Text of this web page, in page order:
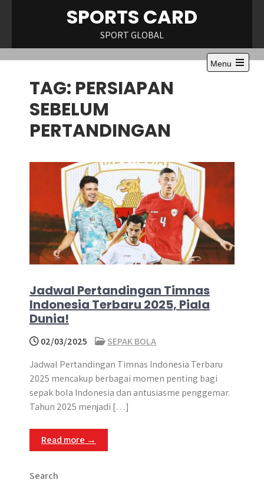
SPORTS CARD
SPORT GLOBAL
Menu
Open
TAG: PERSIAPAN
SEBELUM
PERTANDINGAN
Jadwal Pertandingan Timnas
Indonesia Terbaru 2025, Piala
Dunia!
02/03/2025
SEPAK BOLA
Jadwal Pertandingan Timnas Indonesia Terbaru
2025 mencakup berbagai momen penting bagi
sepak bola Indonesia dan antusiasme penggemar.
Tahun 2025 menjadi […]
Read more →
Search